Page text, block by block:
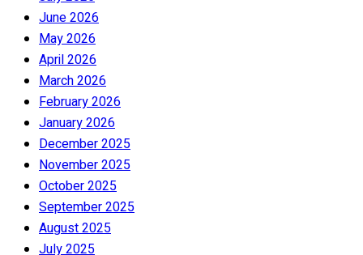
June 2026
May 2026
April 2026
March 2026
February 2026
January 2026
December 2025
November 2025
October 2025
September 2025
August 2025
July 2025